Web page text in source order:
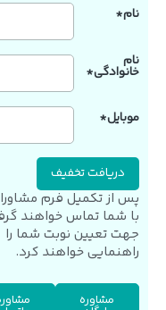
نام*
نام
خانوادگی*
موبایل*
پس از تکمیل فرم
با شما تماس خواهند
جهت تعیین نوبت شما را
راهنمایی خواهند کرد.
مشاوره